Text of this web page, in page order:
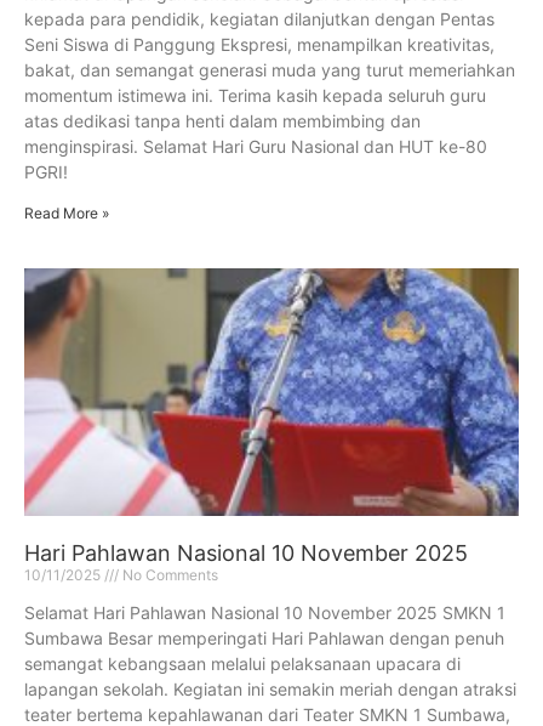
kepada para pendidik, kegiatan dilanjutkan dengan Pentas
Seni Siswa di Panggung Ekspresi, menampilkan kreativitas,
bakat, dan semangat generasi muda yang turut memeriahkan
momentum istimewa ini. Terima kasih kepada seluruh guru
atas dedikasi tanpa henti dalam membimbing dan
menginspirasi. Selamat Hari Guru Nasional dan HUT ke-80
PGRI!
Read More »
Hari Pahlawan Nasional 10 November 2025
10/11/2025 No Comments
Selamat Hari Pahlawan Nasional 10 November 2025 SMKN 1
Sumbawa Besar memperingati Hari Pahlawan dengan penuh
semangat kebangsaan melalui pelaksanaan upacara di
lapangan sekolah. Kegiatan ini semakin meriah dengan atraksi
teater bertema kepahlawanan dari Teater SMKN 1 Sumbawa,